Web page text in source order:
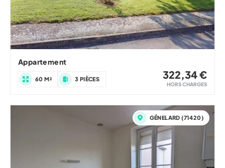
Appartement
60 M² 3 PIÈCES 322,34 €
HORS CHARGES
GÉNELARD (71420)